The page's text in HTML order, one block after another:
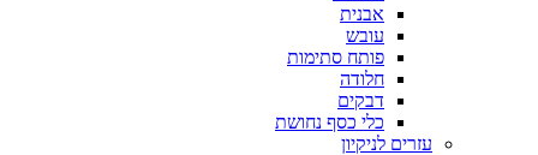
אבנית
עובש
פותח סתימות
חלודה
דבקים
כלי כסף נחושת
עזרים לניקיון